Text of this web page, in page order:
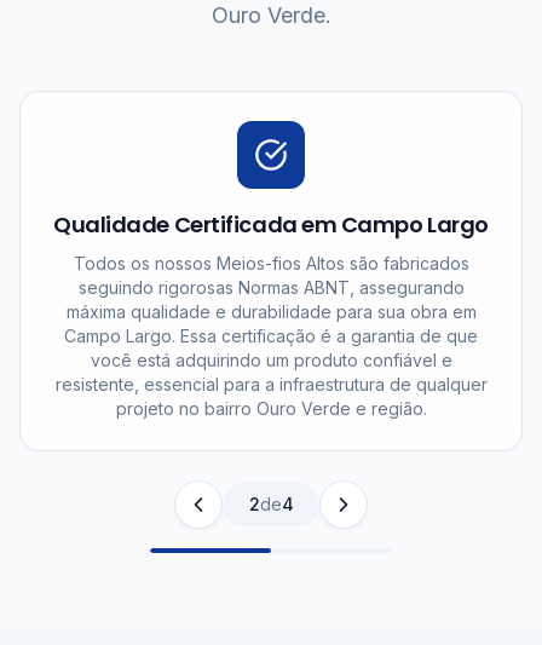
Ouro Verde.
Qualidade Certificada em Campo Largo
Todos os nossos Meios-fios Altos são fabricados
seguindo rigorosas Normas ABNT, assegurando
máxima qualidade e durabilidade para sua obra em
Campo Largo. Essa certificação é a garantia de que
você está adquirindo um produto confiável e
resistente, essencial para a infraestrutura de qualquer
projeto no bairro Ouro Verde e região.
2de4